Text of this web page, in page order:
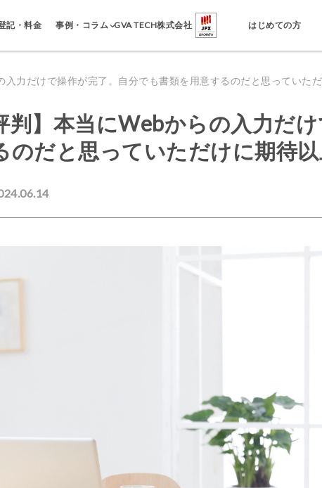
記・料金 事例・コラム GVA TECH株式会社 はじめての方
入力だけで操作が完了。自分でも書類を用意するのだと思っていた
判】本当にWebからの入力だけ
のだと思っていただけに期待